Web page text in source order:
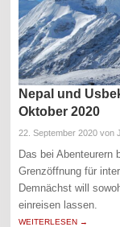
Nepal und
Oktober 2020
22. September 2020 von
Das bei Abenteurern
Grenzöffnung für
Demnächst will
einreisen lassen.
WEITERLESEN →